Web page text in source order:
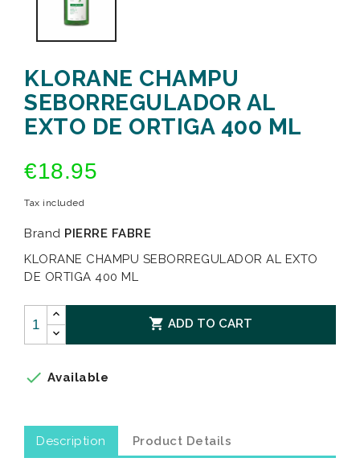
KLORANE CHAMPU
SEBORREGULADOR AL
EXTO DE ORTIGA 400 ML
€18.95
Tax included
Brand PIERRE FABRE
KLORANE CHAMPU SEBORREGULADOR AL EXTO
DE ORTIGA 400 ML
 ADD TO CART
 Available
Description Product Details